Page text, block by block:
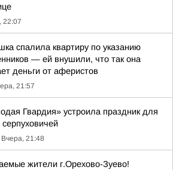
22:07
спалила квартиру по указанию
— ей внушили, что так она
деньги от аферистов
21:57
Гвардия» устроила праздник для
Вчера, 21:48
жители г.Орехово-Зуево!